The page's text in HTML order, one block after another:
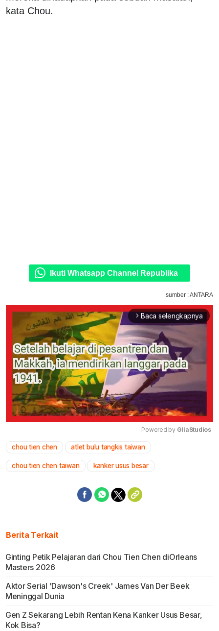
kata Chou.
Ikuti Whatsapp Channel Republika
sumber : ANTARA
arrow_forward_ios Baca selengkapnya
Powered by GliaStudios
chou tien chen atlet bulu tangkis taiwan
chou tien chen taiwan kanker usus besar
Berita Terkait
Ginting Petik Pelajaran dari Chou Tien Chen diOrleans
Masters 2026
Aktor Serial 'Dawson's Creek' James Van Der Beek
Meninggal Dunia
Gen Z Sekarang Lebih Rentan Kena Kanker Usus Besar,
Kok Bisa?